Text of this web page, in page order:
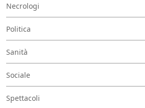
Necrologi
Politica
Sanità
Sociale
Spettacoli